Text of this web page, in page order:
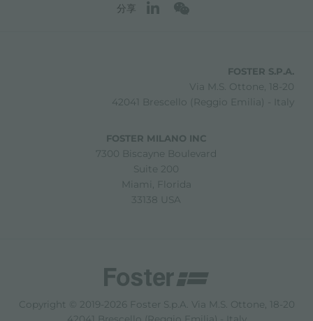
分享
FOSTER S.P.A.
Via M.S. Ottone, 18-20
42041 Brescello (Reggio Emilia) - Italy
FOSTER MILANO INC
7300 Biscayne Boulevard
Suite 200
Miami, Florida
33138 USA
Copyright © 2019-2026 Foster S.p.A. Via M.S. Ottone, 18-20